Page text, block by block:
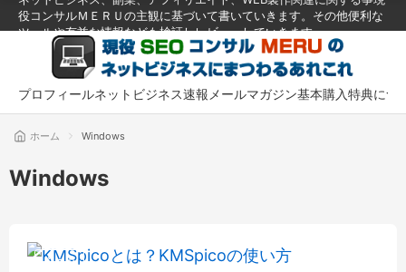
役コンサルＭＥＲＵの主観に基づいて書いていきます。その他便利な
ツールや有益な情報なども検証しレビューしていきます。
プロフィールネットビジネス速報メールマガジン基本購入特典につ
ホーム Windows
Windows
ツール